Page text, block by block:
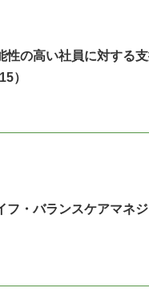
の高い社員に対する
）
・バランスケアマネ